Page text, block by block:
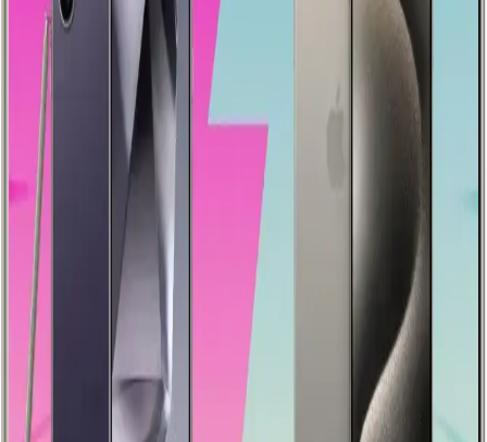
Xiaomi Akıllı Telefonların Performans Analizi ve
Model Karşılaştırmaları
Xiaomi telefonların performans kriterleri, model farklılıkları ve
kullanıcı ihtiyaçlarına uygun seçim ipuçlarıyla ilgili kapsamlı bilgi
sunuyoruz.
Xiaomi 14 Serisi Modelleri Hakkında Güncel Bilgi
ve Değerlendirme
Xiaomi 14 serisi hakkında şu an sınırlı bilgi bulunmakta. Modeller
arasındaki farklar, teknik özellikler ve yenilikler hakkında resmi
açıklamalar beklenecek. Güncel gelişmeleri takip etmek önemli.
iPhone 14'in Yenilikleri ve Karşılaşılan Sorunlar:
Performans ve Çözüm Yolları
iPhone 14, yeni özellikler ve gelişmiş performans sunarken, bazı
teknik sorunlar ve güncelleme problemleri de yaşanıyor. İşte detaylar
ve çözüm yolları.